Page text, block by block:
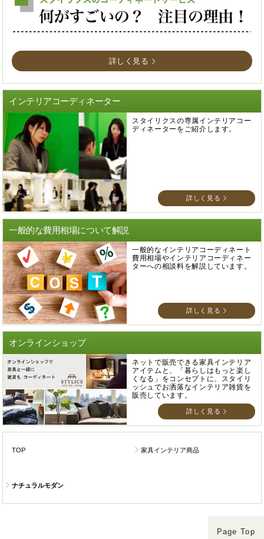
詳しく見る
インテリアコーディネーター
スタイリクスの専属インテリアコー
ディネーターをご紹介します。
詳しく見る
一般的な費用相場について解説
一般的なインテリアコーディネート
費用相場やインテリアコーディネー
ターへの相談料を解説しています。
詳しく見る
オンラインショップ
ネットで販売できる家具インテリア
アイテムと、「暮らしはもっと楽し
くなる」をコンセプトに、スタイリ
ッシュでお洒落なインテリア雑貨を
販売しています。
詳しく見る
TOP 家具インテリア商品
ナチュラルモダン
Page Top